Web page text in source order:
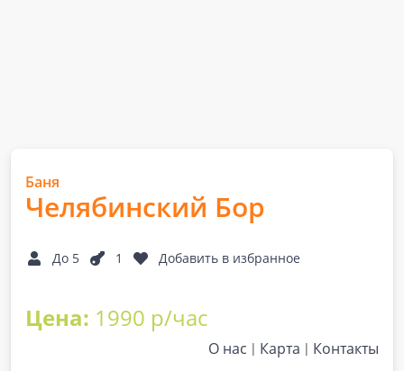
Баня
Челябинский Бор
До 5 1 Добавить в избранное
Цена: 1990 р/час
О нас Карта Контакты